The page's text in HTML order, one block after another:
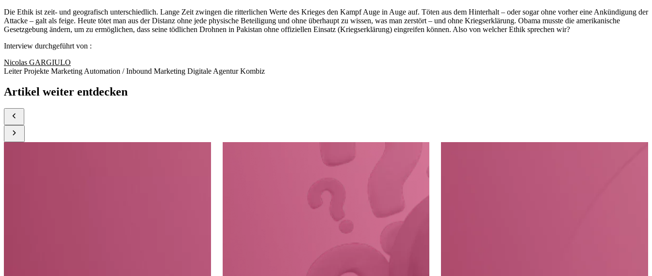
Die Ethik ist zeit- und geografisch unterschiedlich. Lange Zeit zwingen die ritterlichen Werte des Krieges den Kampf Auge in Auge auf. Töten aus dem Hinterhalt – oder sogar ohne vorher eine Ankündigung der
Attacke – galt als feige. Heute tötet man aus der Distanz ohne jede physische Beteiligung und ohne überhaupt zu wissen, was man zerstört – und ohne Kriegserklärung. Obama musste die amerikanische
Gesetzgebung ändern, um zu ermöglichen, dass seine tödlichen Drohnen in Pakistan ohne offiziellen Einsatz (Kriegserklärung) eingreifen können. Also von welcher Ethik sprechen wir?
Interview durchgeführt von :
Nicolas GARGIULO
Leiter Projekte Marketing Automation / Inbound Marketing Digitale Agentur Kombiz
Artikel weiter entdecken